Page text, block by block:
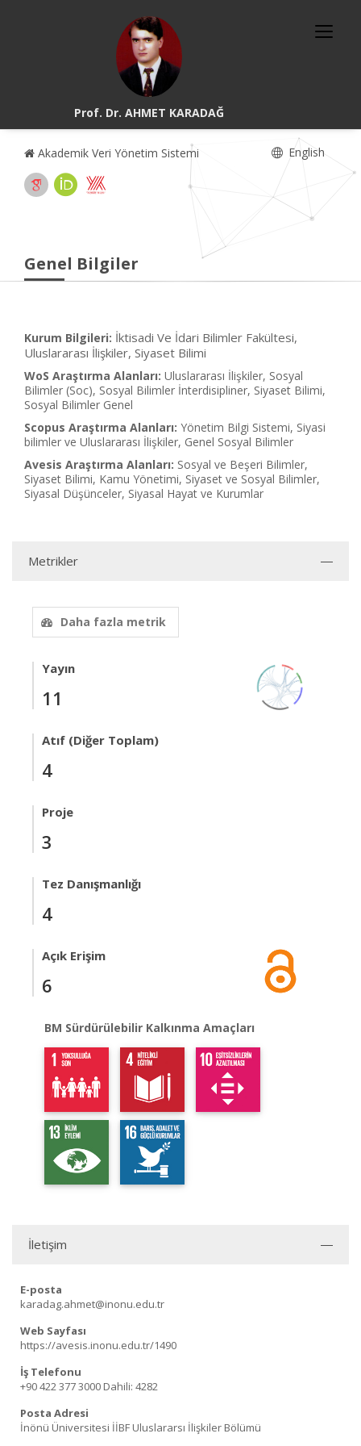
Prof. Dr. AHMET KARADAĞ
Akademik Veri Yönetim Sistemi English
Genel Bilgiler
Kurum Bilgileri: İktisadi Ve İdari Bilimler Fakültesi,
Uluslararası İlişkiler, Siyaset Bilimi
WoS Araştırma Alanları: Uluslararası İlişkiler, Sosyal
Bilimler (Soc), Sosyal Bilimler İnterdisipliner, Siyaset Bilimi,
Sosyal Bilimler Genel
Scopus Araştırma Alanları: Yönetim Bilgi Sistemi, Siyasi
bilimler ve Uluslararası İlişkiler, Genel Sosyal Bilimler
Avesis Araştırma Alanları: Sosyal ve Beşeri Bilimler,
Siyaset Bilimi, Kamu Yönetimi, Siyaset ve Sosyal Bilimler,
Siyasal Düşünceler, Siyasal Hayat ve Kurumlar
Metrikler
Daha fazla metrik
Yayın
11
Atıf (Diğer Toplam)
4
Proje
3
Tez Danışmanlığı
4
Açık Erişim
6
BM Sürdürülebilir Kalkınma Amaçları
İletişim
E-posta
karadag.ahmet@inonu.edu.tr
Web Sayfası
https://avesis.inonu.edu.tr/1490
İş Telefonu
+90 422 377 3000 Dahili: 4282
Posta Adresi
İnönü Üniversitesi İİBF Uluslararsı İlişkiler Bölümü